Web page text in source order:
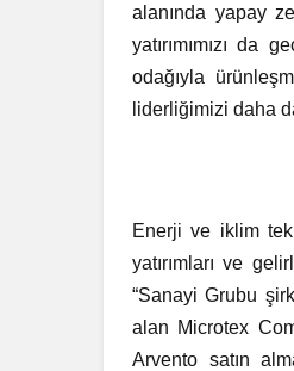
alanında yapay
yatırımımızı da
odağıyla
liderliğimizi daha
Enerji ve iklim
yatırımları ve
“Sanayi Grubu
alan Microtex
Arvento satın